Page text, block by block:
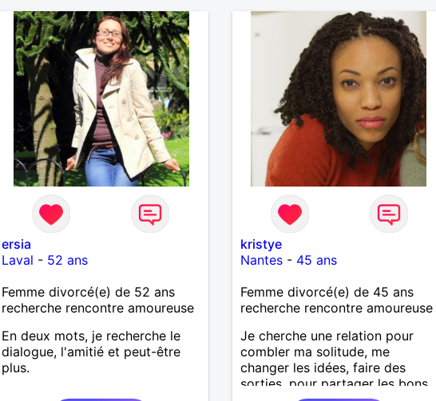
la confiance.
ersia
Laval - 52 ans
Femme divorcé(e) de 52 ans
recherche rencontre amoureuse
En deux mots, je recherche le
dialogue, l'amitié et peut-être
plus.
kristye
Nantes- 45 ans
Femme divorcé(e) de 45 ans
recherche rencontre amoureuse
Je cherche une relation pour
combler ma solitude, me
changer les idées, faire des
sorties, pour partager les bons